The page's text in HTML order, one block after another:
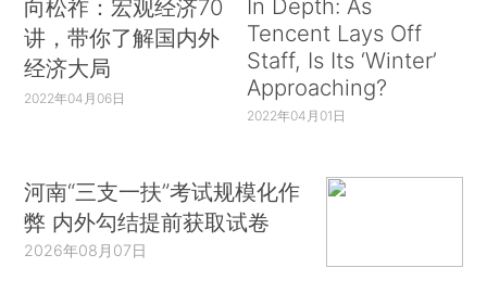
向松祚：宏观经济70
讲，带你了解国内外
经济大局
2022年04月06日
In Depth: As
Tencent Lays Off
Staff, Is Its ‘Winter’
Approaching?
2022年04月01日
河南“三支一扶”考试规模化作
弊 内外勾结提前获取试卷
2026年08月07日